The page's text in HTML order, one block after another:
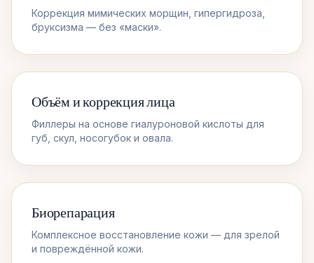
Коррекция мимических морщин, гипергидроза,
бруксизма — без «маски».
Объём и коррекция лица
Филлеры на основе гиалуроновой кислоты для
губ, скул, носогубок и овала.
Биорепарация
Комплексное восстановление кожи — для зрелой
и повреждённой кожи.